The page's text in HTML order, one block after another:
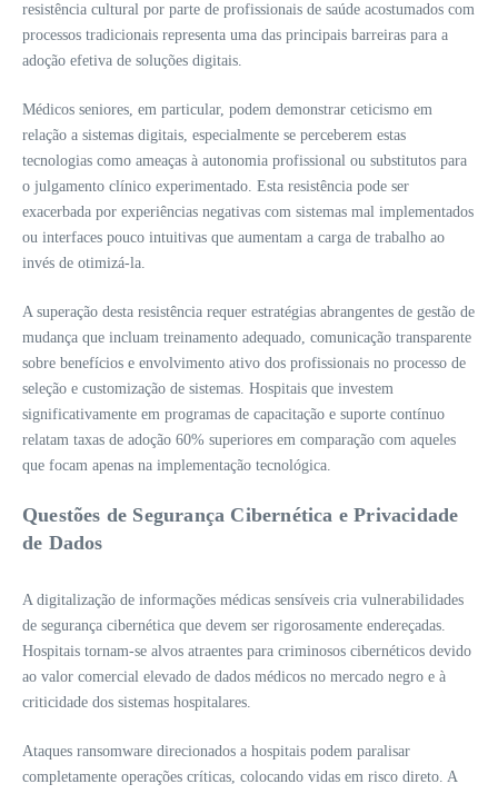
resistência cultural por parte de profissionais de saúde acostumados com
processos tradicionais representa uma das principais barreiras para a
adoção efetiva de soluções digitais.
Médicos seniores, em particular, podem demonstrar ceticismo em
relação a sistemas digitais, especialmente se perceberem estas
tecnologias como ameaças à autonomia profissional ou substitutos para
o julgamento clínico experimentado. Esta resistência pode ser
exacerbada por experiências negativas com sistemas mal implementados
ou interfaces pouco intuitivas que aumentam a carga de trabalho ao
invés de otimizá-la.
A superação desta resistência requer estratégias abrangentes de gestão de
mudança que incluam treinamento adequado, comunicação transparente
sobre benefícios e envolvimento ativo dos profissionais no processo de
seleção e customização de sistemas. Hospitais que investem
significativamente em programas de capacitação e suporte contínuo
relatam taxas de adoção 60% superiores em comparação com aqueles
que focam apenas na implementação tecnológica.
Questões de Segurança Cibernética e Privacidade
de Dados
A digitalização de informações médicas sensíveis cria vulnerabilidades
de segurança cibernética que devem ser rigorosamente endereçadas.
Hospitais tornam-se alvos atraentes para criminosos cibernéticos devido
ao valor comercial elevado de dados médicos no mercado negro e à
criticidade dos sistemas hospitalares.
Ataques ransomware direcionados a hospitais podem paralisar
completamente operações críticas, colocando vidas em risco direto. A